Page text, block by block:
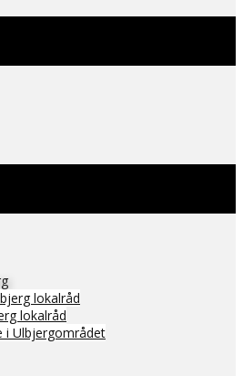
lokalråd
lokalråd
i Ulbjergområdet